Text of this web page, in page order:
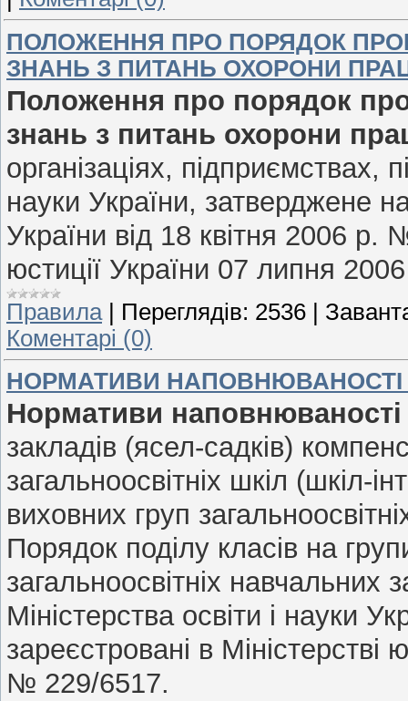
ПОЛОЖЕННЯ ПРО ПОРЯДОК
ЗНАНЬ З ПИТАНЬ ОХОРОНИ
Положення про порядок
знань з питань охорони
організаціях, підприємствах,
науки України, затверджене
України від 18 квітня 2006 р.
юстиції України 07 липня
Правила | Переглядів: 2536 |
Коментарі (0)
НОРМАТИВИ НАПОВНЮВАНОСТІ
Нормативи наповнюваності
закладів (ясел-садків)
загальноосвітніх шкіл (шкіл-
виховних груп
Порядок поділу класів на
загальноосвітніх навчальних
Міністерства освіти і науки
зареєстровані в
№ 229/6517.